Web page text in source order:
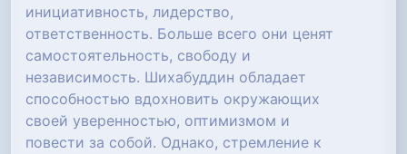
инициативность, лидерство,
ответственность. Больше всего они ценят
самостоятельность, свободу и
независимость. Шихабуддин обладает
способностью вдохновить окружающих
своей уверенностью, оптимизмом и
повести за собой. Однако, стремление к